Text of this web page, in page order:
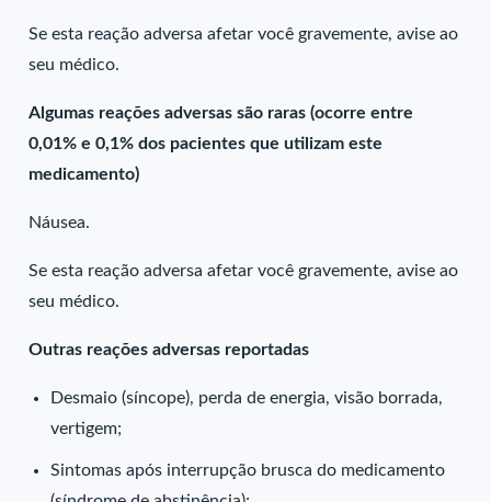
Se esta reação adversa afetar você gravemente, avise ao
seu médico.
Algumas reações adversas são raras (ocorre entre
0,01% e 0,1% dos pacientes que utilizam este
medicamento)
Náusea.
Se esta reação adversa afetar você gravemente, avise ao
seu médico.
Outras reações adversas reportadas
Desmaio (síncope), perda de energia, visão borrada,
vertigem;
Sintomas após interrupção brusca do medicamento